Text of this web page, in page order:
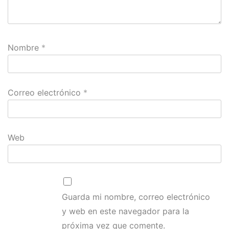
Nombre *
Correo electrónico *
Web
Guarda mi nombre, correo electrónico
y web en este navegador para la
próxima vez que comente.